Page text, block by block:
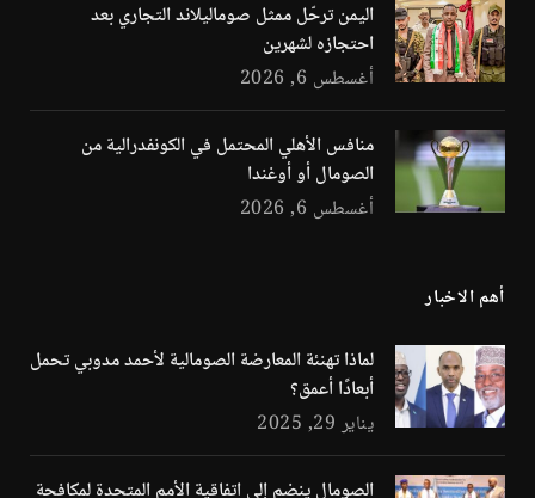
اليمن ترحّل ممثل صوماليلاند التجاري بعد
احتجازه لشهرين
أغسطس 6, 2026
منافس الأهلي المحتمل في الكونفدرالية من
الصومال أو أوغندا
أغسطس 6, 2026
أهم الاخبار
لماذا تهنئة المعارضة الصومالية لأحمد مدوبي تحمل
أبعادًا أعمق؟
يناير 29, 2025
الصومال ينضم إلى اتفاقية الأمم المتحدة لمكافحة